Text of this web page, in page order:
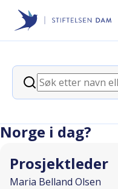
Stiftelsen Dam
Søk
back
Detektiv
Norge i dag?
Prosjektleder
Maria Belland Olsen